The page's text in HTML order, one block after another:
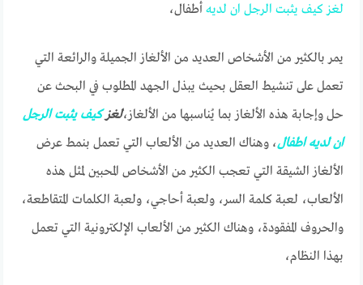
لغزكيف يثبت الرجل ان لديه أطفال،
يمر بالكثير من الأشخاص العديد من الألغاز الجميلة والرائعة التي
تعمل على تنشيط العقل بحيث يبذل الجهد المطلوب في البحث عن
حل وإجابة هذه الألغاز بما يُناسبها من الألغاز،لغزكيف يثبت الرجل
ان لديه اطفال، وهناك العديد من الألعاب التي تعمل بنمط عرض
الألغاز الشيقة التي تعجب الكثير من الأشخاص المحبين لمثل هذه
الألعاب، لعبة كلمة السر، ولعبة أحاجي، ولعبة الكلمات المتقاطعة،
والحروف المفقودة، وهناك الكثير من الألعاب الإلكترونية التي تعمل
بهذا النظام،